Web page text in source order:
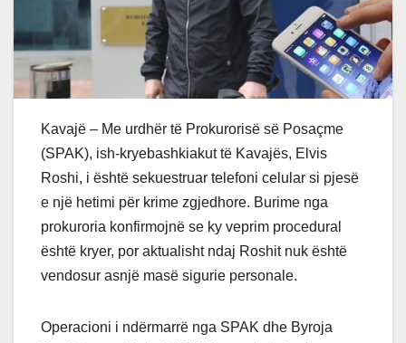
Kavajë – Me urdhër të Prokurorisë së Posaçme
(SPAK), ish-kryebashkiakut të Kavajës, Elvis
Roshi, i është sekuestruar telefoni celular si pjesë
e një hetimi për krime zgjedhore. Burime nga
prokuroria konfirmojnë se ky veprim procedural
është kryer, por aktualisht ndaj Roshit nuk është
vendosur asnjë masë sigurie personale.
Operacioni i ndërmarrë nga SPAK dhe Byroja